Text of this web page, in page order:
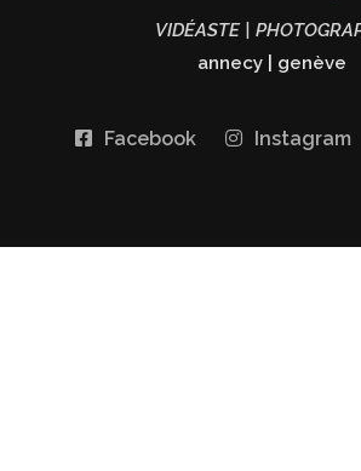
VIDÉASTE |
annecy| genève
Facebook Instagram